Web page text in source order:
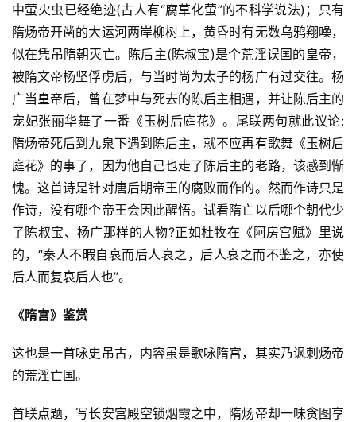
中萤火虫已经绝迹(古人有“腐草化萤”的不科学说法)；只有
隋炀帝开凿的大运河两岸柳树上，黄昏时有无数乌鸦翔噪，
似在凭吊隋朝灭亡。陈后主(陈叔宝)是个荒淫误国的皇帝，
被隋文帝杨坚俘虏后，与当时尚为太子的杨广有过交往。杨
广当皇帝后，曾在梦中与死去的陈后主相遇，并让陈后主的
宠妃张丽华舞了一番《玉树后庭花》。尾联两句就此议论:
隋炀帝死后到九泉下遇到陈后主，就不应再有歌舞《玉树后
庭花》的事了，因为他自己也走了陈后主的老路，该感到惭
愧。这首诗是针对唐后期帝王的腐败而作的。然而作诗只是
作诗，没有哪个帝王会因此醒悟。试看隋亡以后哪个朝代少
了陈叔宝、杨广那样的人物?正如杜牧在《阿房宫赋》里说
的，“秦人不暇自哀而后人哀之，后人哀之而不鉴之，亦使
后人而复哀后人也”。
《隋宫》鉴赏
这也是一首咏史吊古，内容虽是歌咏隋宫，其实乃讽刺炀帝
的荒淫亡国。
首联点题，写长安宫殿空锁烟霞之中，隋炀帝却一味贪图享